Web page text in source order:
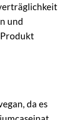
und
da es